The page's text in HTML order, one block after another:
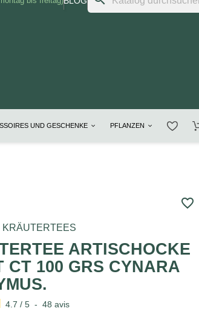
UND GESCHENKE PFLANZEN
favorite_border
KRÄUTERTEES
ARTISCHOCKE
CT 100 GRS CYNARA
4.7 / 5 - 48avis